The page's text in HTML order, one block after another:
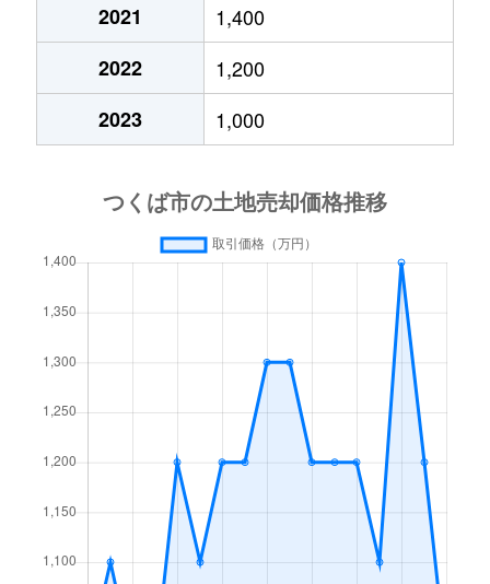
小野崎
3,000万円
小野崎
1,700万円
小野崎
980万円
1,300万円
5,000万円
420万円
荒川沖
400万円
荒川沖
鹿島台
860万円
2021
1,400
2022
1,200
2023
1,000